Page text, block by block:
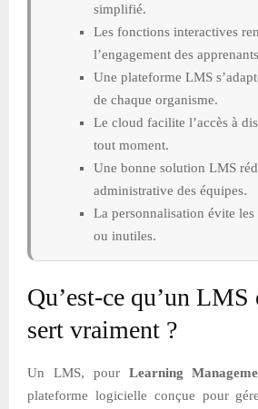
simplifié.
Les fonctions interactives
l’engagement des
Une plateforme LMS
de chaque organisme.
Le cloud facilite l’accès à
tout moment.
Une bonne solution LMS
administrative des équipes.
La personnalisation évite
ou inutiles.
Qu’est-ce qu’un LMS
sert vraiment ?
Un LMS, pour Learning
plateforme logicielle conçue pour